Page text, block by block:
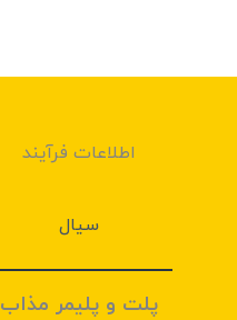
اطلاعات فرآیند
سیال
پلت و پلیمر مذاب